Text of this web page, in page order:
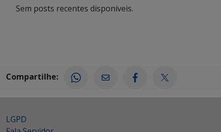
Sem posts recentes disponíveis.
Compartilhe:
LGPD